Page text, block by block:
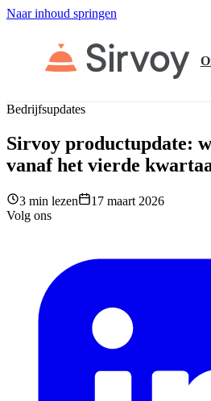
Naar inhoud springen
Bedrijfsupdates
Sirvoy productupdate:
vanaf het vierde
3 min lezen
17 maart 2026
Volg ons